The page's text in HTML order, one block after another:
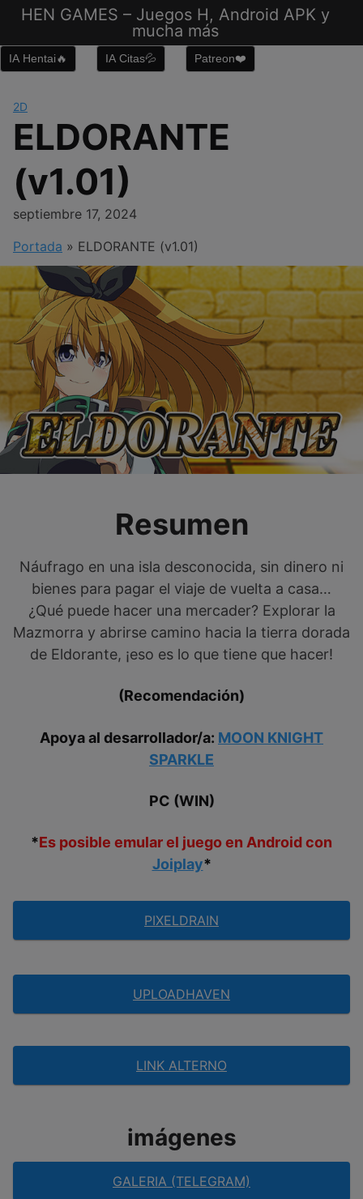
Saltar
contenido
HEN GAMES – Juegos H, Android APK y
mucha más
IA Hentai🔥 IA Citas💦 Patreon❤️
2D
ELDORANTE
(v1.01)
septiembre 17, 2024
Portada » ELDORANTE (v1.01)
Resumen
Náufrago en una isla desconocida, sin dinero ni
bienes para pagar el viaje de vuelta a casa…
¿Qué puede hacer una mercader? Explorar la
Mazmorra y abrirse camino hacia la tierra dorada
de Eldorante, ¡eso es lo que tiene que hacer!
(Recomendación)
Apoya al desarrollador/a: MOON KNIGHT
SPARKLE
PC (WIN)
*Es posible emular el juego en Android con
Joiplay*
PIXELDRAIN
UPLOADHAVEN
LINK ALTERNO
imágenes
GALERIA (TELEGRAM)